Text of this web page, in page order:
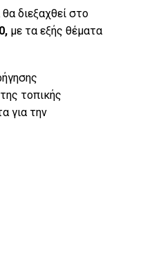
διεξαχθεί στο
με τα εξής θέματα
τοπικής
για την